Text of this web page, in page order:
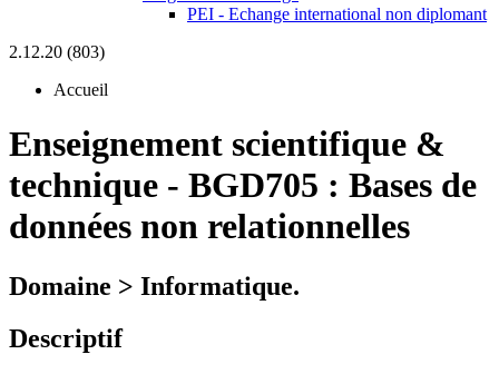
PEI - Echange international non diplomant
2.12.20 (803)
Accueil
Enseignement scientifique &
technique - BGD705 : Bases de
données non relationnelles
Domaine > Informatique.
Descriptif